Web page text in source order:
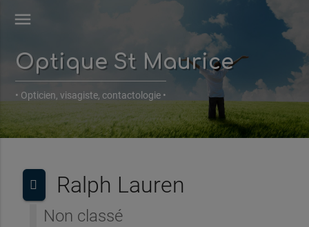
menu
Optique St Maurice
• Opticien, visagiste, contactologie •
Ralph Lauren
Non classé